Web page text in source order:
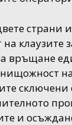
страни
клаузите
връщане
сключени
и